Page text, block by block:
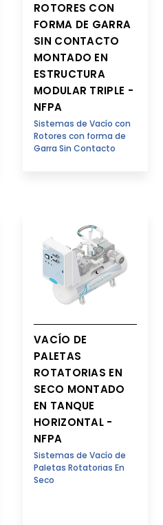
ROTORES CON
FORMA DE GARRA
SIN CONTACTO
MONTADO EN
ESTRUCTURA
MODULAR TRIPLE -
NFPA
Sistemas de Vacío con
Rotores con forma de
Garra Sin Contacto
VACÍO DE
PALETAS
ROTATORIAS EN
SECO MONTADO
EN TANQUE
HORIZONTAL -
NFPA
Sistemas de Vacío de
Paletas Rotatorias En
Seco